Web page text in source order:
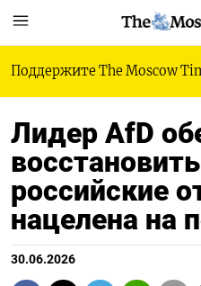
Поддержите The Moscow
Лидер AfD
российские
нацелена на
30.06.2026